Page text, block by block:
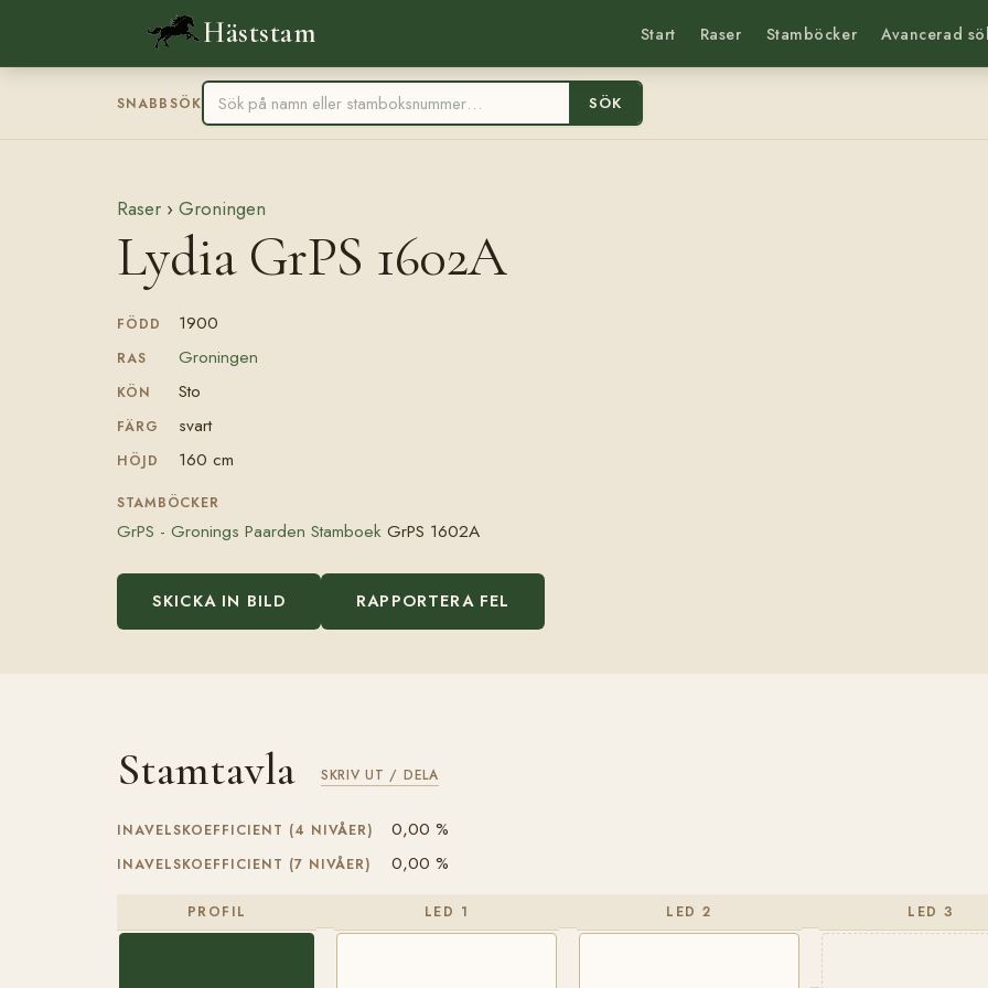
Häststam Start Raser Stamböcker Avancerad
SNABBSÖK SÖK
Raser › Groningen
Lydia GrPS 1602A
FÖDD 1900
RAS Groningen
KÖN Sto
FÄRG svart
HÖJD 160 cm
STAMBÖCKER
GrPS - Gronings Paarden Stamboek GrPS 1602A
SKICKA IN BILD RAPPORTERA FEL
Stamtavla SKRIV UT / DELA
INAVELSKOEFFICIENT (4 NIVÅER) 0,00 %
INAVELSKOEFFICIENT (7 NIVÅER) 0,00 %
PROFIL LED 1 LED 2 LED 3